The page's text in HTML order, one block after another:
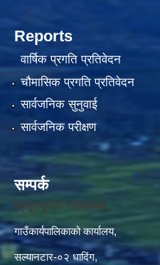
Reports
वार्षिक प्रगति प्रतिवेदन
चौमासिक प्रगति प्रतिवेदन
सार्वजनिक सुनुवाई
सार्वजनिक परीक्षण
सम्पर्क
त्रिपुरासुन्दरी गाउँपालिका ,
गाउँकार्यपालिकाको कार्यालय,
सल्यानटार-०२ धादिंग,